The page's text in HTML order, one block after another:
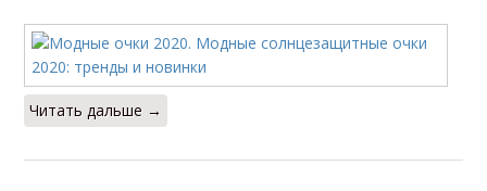
Читать дальше →